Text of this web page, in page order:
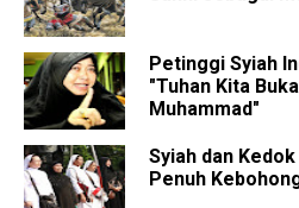
Petinggi Syiah
"Tuhan Kita
Muhammad"
Syiah dan
Penuh